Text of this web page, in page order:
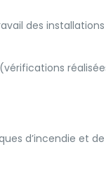
des
d’incendie et